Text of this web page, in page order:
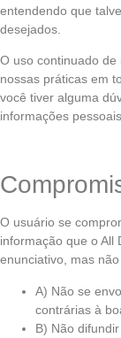
entendendo que
desejados.
O uso continuado
nossas práticas em
você tiver alguma
informações
O usuário se
informação que o All
enunciativo, mas
A) Não se
contrárias à
B) Não